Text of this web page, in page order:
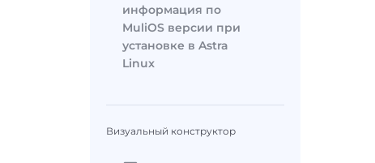
информация по
MuliOS версии при
установке в Astra
Linux
Визуальный конструктор